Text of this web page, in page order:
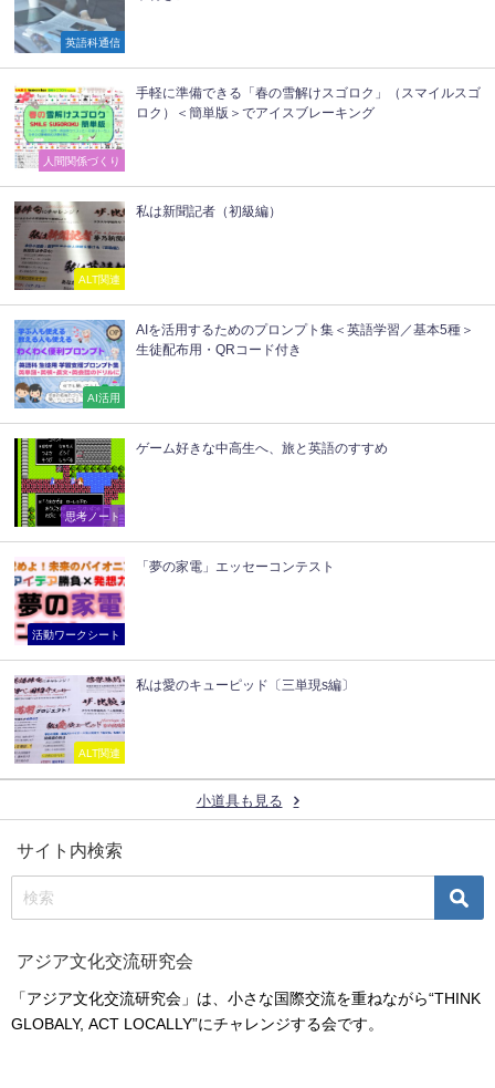
英語科通信
人間関係づくり
手軽に準備できる「春の雪解けスゴロク」（スマイルスゴ
ロク）＜簡単版＞でアイスブレーキング
ALT関連
私は新聞記者（初級編）
AI活用
AIを活用するためのプロンプト集＜英語学習／基本5種＞
生徒配布用・QRコード付き
思考ノート
ゲーム好きな中高生へ、旅と英語のすすめ
活動ワークシート
「夢の家電」エッセーコンテスト
ALT関連
私は愛のキューピッド〔三単現s編〕
小道具も見る
サイト内検索
アジア文化交流研究会
「アジア文化交流研究会」は、小さな国際交流を重ねながら“THINK
GLOBALY, ACT LOCALLY”にチャレンジする会です。